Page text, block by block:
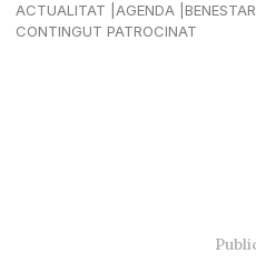
ACTUALITAT AGENDA BENESTAR
CONTINGUT PATROCINAT